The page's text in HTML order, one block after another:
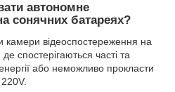
автономне
сонячних батареях?
камери відеоспостереження на
спостерігаються часті та
або неможливо прокласти